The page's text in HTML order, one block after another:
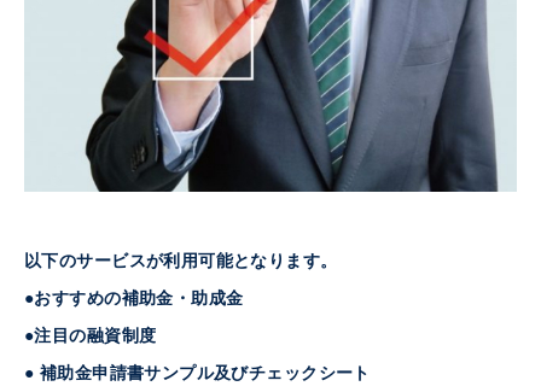
以下のサービスが利用可能となります。
●おすすめの補助金・助成金
●注目の融資制度
● 補助金申請書サンプル及びチェックシート